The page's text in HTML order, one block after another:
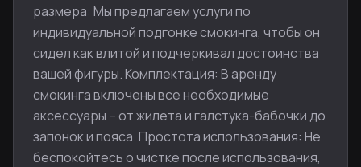
размера: Мы предлагаем услуги по
индивидуальной подгонке смокинга, чтобы он
сидел как влитой и подчеркивал достоинства
вашей фигуры. Комплектация: В аренду
смокинга включены все необходимые
аксессуары – от жилета и галстука-бабочки до
запонок и пояса. Простота использования: Не
беспокойтесь о чистке после использования,